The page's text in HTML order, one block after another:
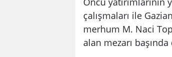
çalışmaları ile
merhum M. Naci
alan mezarı